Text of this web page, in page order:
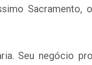
Seu negócio